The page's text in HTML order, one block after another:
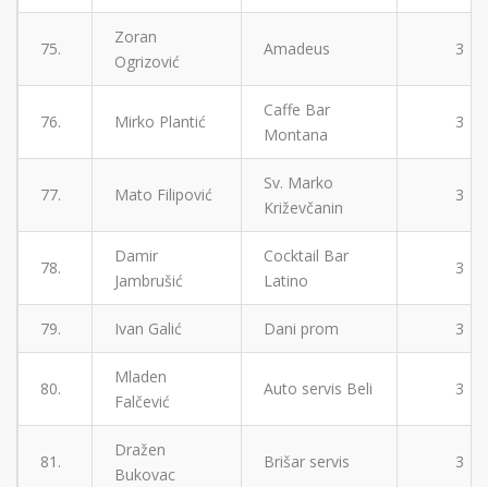
75.
Zoran
Ogrizović
Amadeus 3
76. Mirko Plantić
Caffe Bar
Montana
3
77. Mato Filipović
Sv. Marko
Križevčanin
3
78.
Damir
Jambrušić
Cocktail Bar
Latino
3
79. Ivan Galić Dani prom 3
80.
Mladen
Falčević
Auto servis Beli 3
81.
Dražen
Bukovac
Brišar servis 3